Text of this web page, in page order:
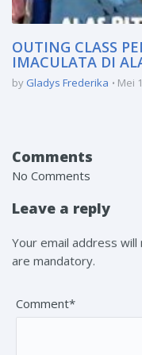
OUTING CLASS
IMACULATA DI
by Gladys Frederika Mei
Comments
No Comments
Leave a reply
Your email address
are mandatory.
Comment*